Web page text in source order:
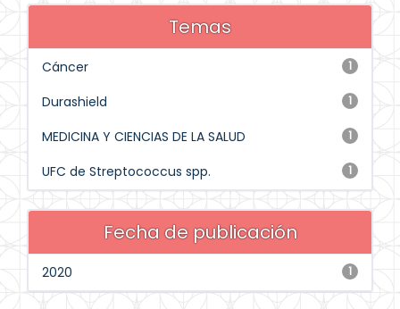
Temas
1
Cáncer
1
Durashield
1
MEDICINA Y CIENCIAS DE LA SALUD
1
UFC de Streptococcus spp.
Fecha de publicación
1
2020